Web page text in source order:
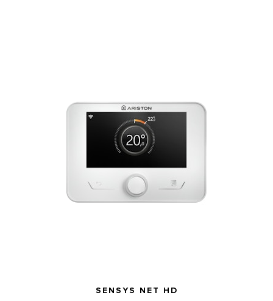
SENSYS NET HD